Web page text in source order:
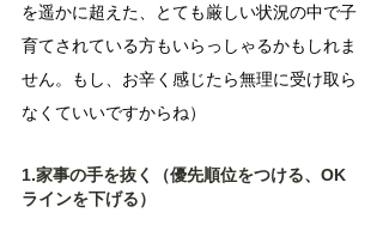
を遥かに超えた、とても厳しい状況の中で子
育てされている方もいらっしゃるかもしれま
せん。もし、お辛く感じたら無理に受け取ら
なくていいですからね）
1.家事の手を抜く（優先順位をつける、OK
ラインを下げる）